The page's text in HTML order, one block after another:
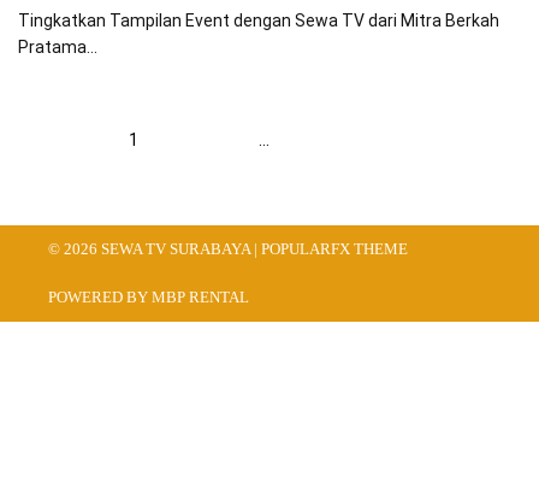
Tingkatkan Tampilan Event dengan Sewa TV dari Mitra Berkah
Pratama…
1
© 2026 SEWA TV SURABAYA | POPULARFX THEME
POWERED BY MBP RENTAL